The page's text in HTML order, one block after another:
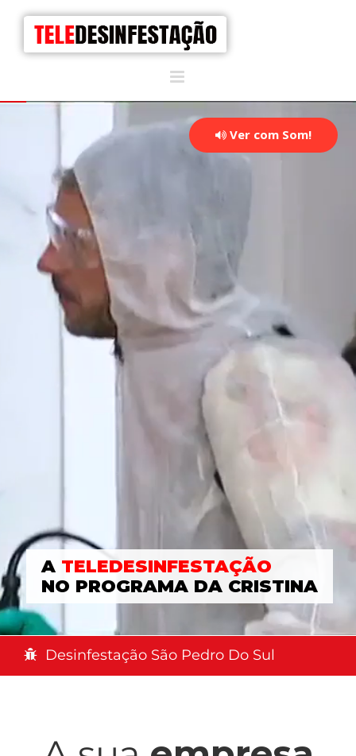
A TELEDESINFESTAÇÃO
NO PROGRAMA DA CRISTINA
Ver com Som!
Desinfestação São Pedro Do Sul